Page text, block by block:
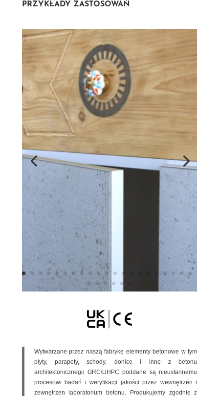
PRZYKŁADY ZASTOSOWAŃ
Wytwarzane przez naszą fabrykę elementy betonowe w tym
płyty, parapety, schody, donice i inne z betonu
architektonicznego GRC/UHPC poddane są nieustannemu
procesowi badań i weryfikacji jakości przez wewnętrzen i
zewnętrzen laboratorium betonu. Produkujemy zgodnie z